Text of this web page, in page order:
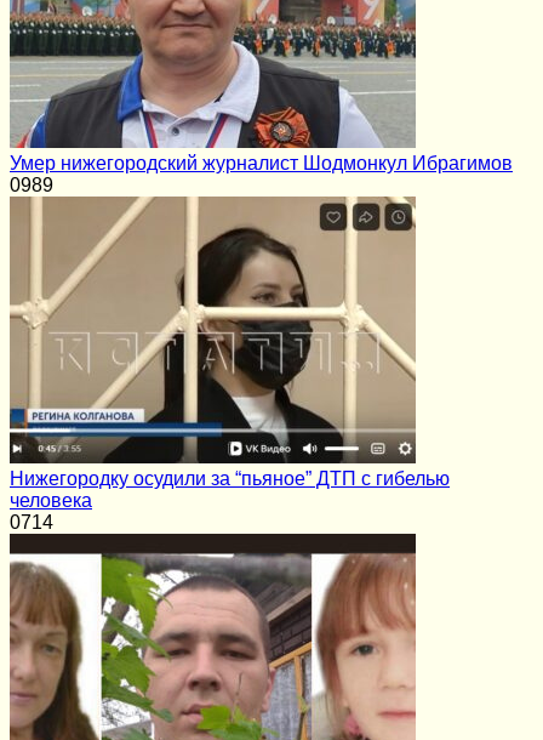
Умер нижегородский журналист Шодмонкул Ибрагимов
0989
Нижегородку осудили за “пьяное” ДТП с гибелью
человека
0714